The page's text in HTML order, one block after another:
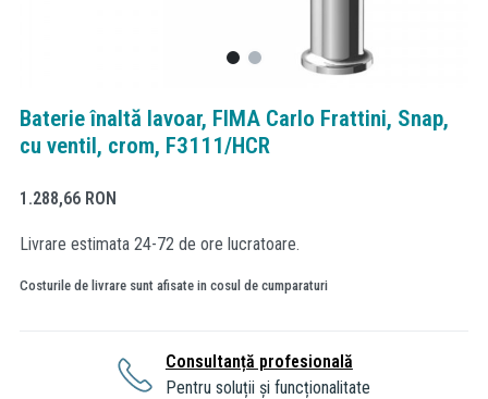
Baterie înaltă lavoar, FIMA Carlo Frattini, Snap,
cu ventil, crom, F3111/HCR
1.288,66 RON
Livrare estimata 24-72 de ore lucratoare.
Costurile de livrare sunt afisate in cosul de cumparaturi
Consultanță profesională
Pentru soluții și funcționalitate